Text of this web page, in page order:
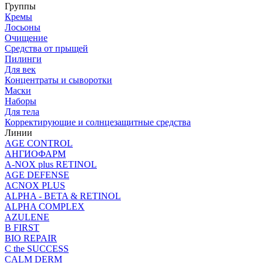
Группы
Кремы
Лосьоны
Очищение
Средства от прыщей
Пилинги
Для век
Концентраты и сыворотки
Маски
Наборы
Для тела
Корректирующие и солнцезащитные средства
Линии
AGE CONTROL
АНГИОФАРМ
A-NOX plus RETINOL
AGE DEFENSE
ACNOX PLUS
ALPHA - BETA & RETINOL
ALPHA COMPLEX
AZULENE
B FIRST
BIO REPAIR
C the SUCCESS
CALM DERM